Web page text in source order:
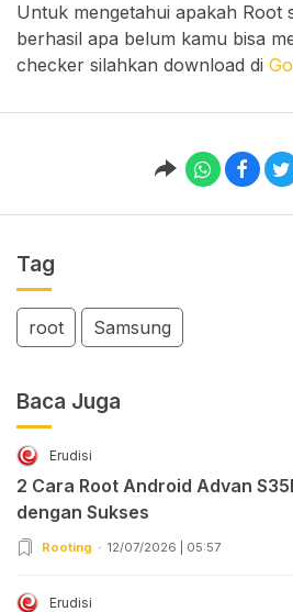
Untuk mengetahui apakah Root
berhasil apa belum kamu bisa
checker silahkan download di
Tag
root Samsung
Baca Juga
Erudisi
2 Cara Root Android Advan
dengan Sukses
Rooting 12/07/2026 | 05:57
Erudisi